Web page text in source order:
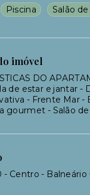
Piscina Salão
imóvel
DO
de estar e jantar -
- Frente Mar -
gourmet - Salão
- Centro -